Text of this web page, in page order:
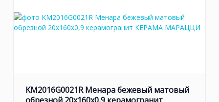
KM2016G0021R Менара бежевый матовый